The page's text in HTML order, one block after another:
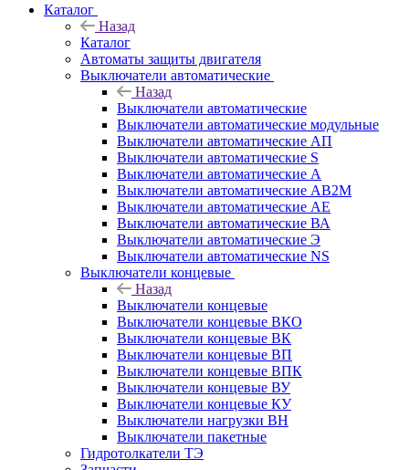
Каталог
Назад
Каталог
Автоматы защиты двигателя
Выключатели автоматические
Назад
Выключатели автоматические
Выключатели автоматические модульные
Выключатели автоматические АП
Выключатели автоматические S
Выключатели автоматические А
Выключатели автоматические АВ2М
Выключатели автоматические АЕ
Выключатели автоматические ВА
Выключатели автоматические Э
Выключатели автоматические NS
Выключатели концевые
Назад
Выключатели концевые
Выключатели концевые ВКО
Выключатели концевые ВК
Выключатели концевые ВП
Выключатели концевые ВПК
Выключатели концевые ВУ
Выключатели концевые КУ
Выключатели нагрузки ВН
Выключатели пакетные
Гидротолкатели ТЭ